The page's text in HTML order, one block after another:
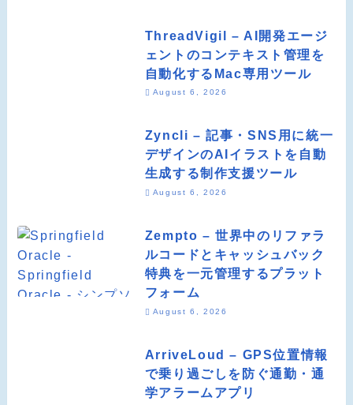
ThreadVigil – AI開発エージ
ェントのコンテキスト管理を
自動化するMac専用ツール
August 6, 2026
Zyncli – 記事・SNS用に統一
デザインのAIイラストを自動
生成する制作支援ツール
August 6, 2026
Zempto – 世界中のリファラ
ルコードとキャッシュバック
特典を一元管理するプラット
フォーム
August 6, 2026
ArriveLoud – GPS位置情報
で乗り過ごしを防ぐ通勤・通
学アラームアプリ